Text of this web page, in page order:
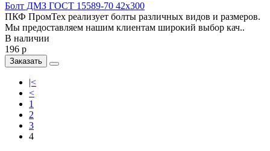
Болт ДМЗ ГОСТ 15589-70 42х300
ПКФ ПромТех реализует болты различных видов и размеров.
Мы предоставляем нашим клиентам широкий выбор кач..
В наличии
196 р
Заказать
|<
<
1
2
3
4